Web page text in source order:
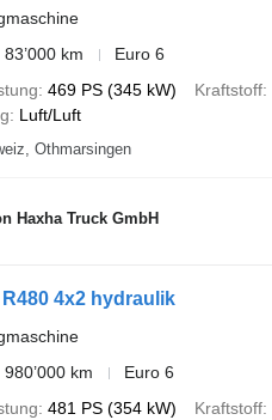
83’000 km
Euro 6
469 PS (345 kW) Kraftstoff
Luft/Luft
Othmarsingen
Haxha Truck GmbH
4x2 hydraulik
980’000 km
Euro 6
481 PS (354 kW) Kraftstoff